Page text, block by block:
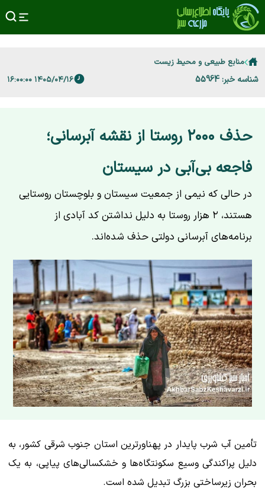
منابع طبیعی و محیط زیست
شناسه خبر: 55964 ۱۴۰۵/۰۴/۱۶ ۱۶:۰۰:۰۰
حذف ۲۰۰۰ روستا از نقشه آبرسانی؛
فاجعه بی‌آبی در سیستان
در حالی که نیمی از جمعیت سیستان و بلوچستان روستایی
هستند، ۲ هزار روستا به دلیل نداشتن کد آبادی از
برنامه‌های آبرسانی دولتی حذف شده‌اند.
تأمین آب شرب پایدار در پهناورترین استان جنوب شرقی کشور، به
دلیل پراکندگی وسیع سکونتگاه‌ها و خشکسالی‌های پیاپی، به یک
بحران زیرساختی بزرگ تبدیل شده است.